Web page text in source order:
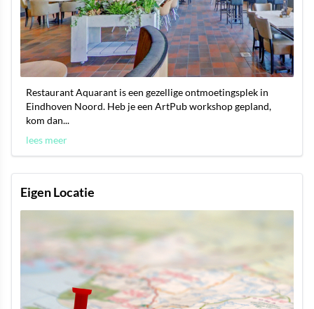
Restaurant Aquarant is een gezellige ontmoetingsplek in
Eindhoven Noord. Heb je een ArtPub workshop gepland,
kom dan...
lees meer
Eigen Locatie